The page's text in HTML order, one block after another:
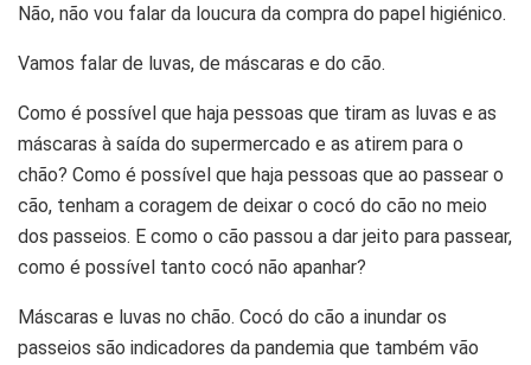
Não, não vou falar da loucura da compra do papel higiénico.
Vamos falar de luvas, de máscaras e do cão.
Como é possível que haja pessoas que tiram as luvas e as
máscaras à saída do supermercado e as atirem para o
chão? Como é possível que haja pessoas que ao passear o
cão, tenham a coragem de deixar o cocó do cão no meio
dos passeios. E como o cão passou a dar jeito para passear,
como é possível tanto cocó não apanhar?
Máscaras e luvas no chão. Cocó do cão a inundar os
passeios são indicadores da pandemia que também vão